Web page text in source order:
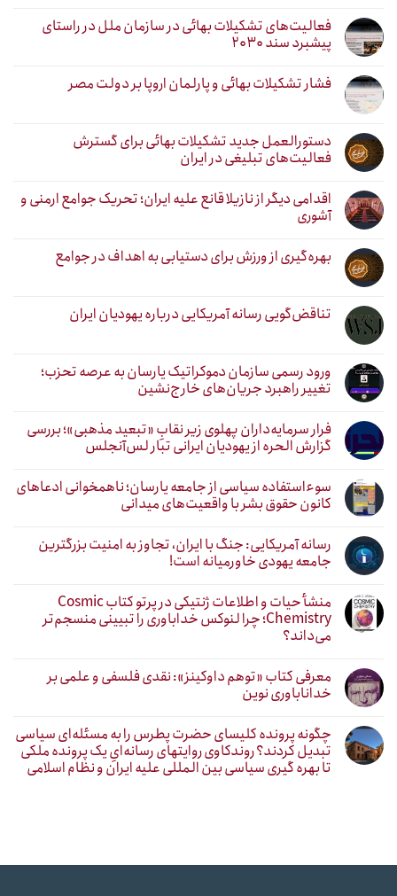
فعالیت‌های تشکیلات بهائی در سازمان ملل در راستای
پیشبرد سند ۲۰۳۰
فشار تشکیلات بهائی و پارلمان اروپا بر دولت مصر
دستورالعمل جدید تشکیلات بهائی برای گسترش
فعالیت‌های تبلیغی در ایران
اقدامی دیگر از نازیلا قانع علیه ایران؛ تحریک جوامع ارمنی و
آشوری
بهره‌گیری از ورزش برای دستیابی به اهداف در جوامع
تناقض‌گویی رسانه آمریکایی درباره یهودیان ایران
ورود رسمی سازمان دموکراتیک یارسان به عرصه تحزب؛
تغییر راهبرد جریان‌های خارج‌نشین
فرار سرمایه‌داران پهلوی زیر نقابِ «تبعید مذهبی»؛ بررسی
گزارش الحره از یهودیان ایرانی تبار لس‌آنجلس
سوءاستفاده سیاسی از جامعه یارسان؛ ناهمخوانی ادعاهای
کانون حقوق بشر با واقعیت‌های میدانی
رسانه آمریکایی: جنگ با ایران، تجاوز به امنیت بزرگترین
جامعه یهودی خاورمیانه است!
منشأ حیات و اطلاعات ژنتیکی در پرتو کتاب Cosmic
Chemistry؛ چرا لنوکس خداباوری را تبیینی منسجم‌تر
می‌داند؟
معرفی کتاب «توهم داوکینز»: نقدی فلسفی و علمی بر
خداناباوری نوین
چگونه پرونده کلیسای حضرت پطرس را به مسئله‌ای سیاسی
تبدیل کردند؟ روندکاوی روایتهای رسانه‌ایِ یک پرونده ملکی
تا بهره گیری سیاسی بین المللی علیه ایران و نظام اسلامی